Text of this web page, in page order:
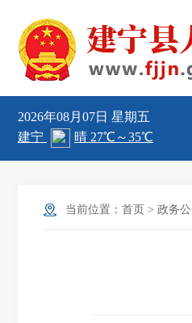
2026年08月07日 星期五
当前位置： 首页 > 政务